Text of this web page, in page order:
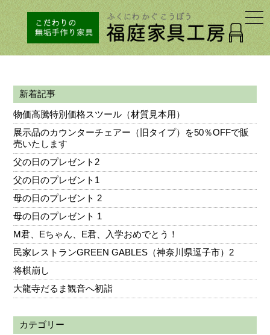
新着記事
物価高騰特別価格スツール（材質見本用）
展示品のカウンターチェアー（旧タイプ）を50％OFFで販
売いたします
父の日のプレゼント2
父の日のプレゼント1
母の日のプレゼント 2
母の日のプレゼント 1
M君、Eちゃん、E君、入学おめでとう！
民家レストランGREEN GABLES（神奈川県逗子市）2
将棋崩し
大龍寺だるま観音へ初詣
カテゴリー